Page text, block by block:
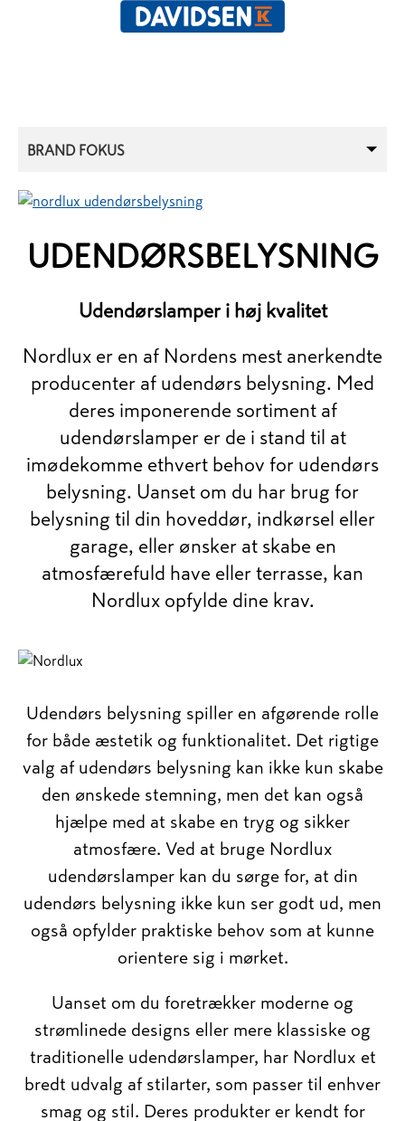
BRAND FOKUS
UDENDØRSBELYSNING
Udendørslamper i høj kvalitet
Nordlux er en af Nordens mest anerkendte
producenter af udendørs belysning. Med
deres imponerende sortiment af
udendørslamper er de i stand til at
imødekomme ethvert behov for udendørs
belysning. Uanset om du har brug for
belysning til din hoveddør, indkørsel eller
garage, eller ønsker at skabe en
atmosfærefuld have eller terrasse, kan
Nordlux opfylde dine krav.
Udendørs belysning spiller en afgørende rolle
for både æstetik og funktionalitet. Det rigtige
valg af udendørs belysning kan ikke kun skabe
den ønskede stemning, men det kan også
hjælpe med at skabe en tryg og sikker
atmosfære. Ved at bruge Nordlux
udendørslamper kan du sørge for, at din
udendørs belysning ikke kun ser godt ud, men
også opfylder praktiske behov som at kunne
orientere sig i mørket.
Uanset om du foretrækker moderne og
strømlinede designs eller mere klassiske og
traditionelle udendørslamper, har Nordlux et
bredt udvalg af stilarter, som passer til enhver
smag og stil. Deres produkter er kendt for